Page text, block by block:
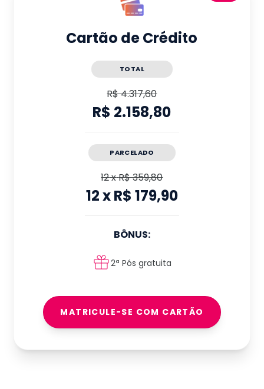
Cartão de Crédito
TOTAL
R$ 4.317,60
R$ 2.158,80
PARCELADO
12xR$ 359,80
12xR$ 179,90
BÔNUS:
2ª Pós gratuita
MATRICULE-SE COM CARTÃO